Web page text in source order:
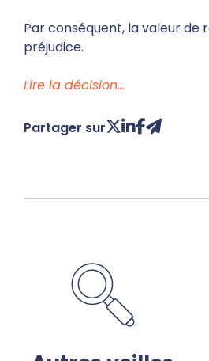
Par conséquent, la valeur
préjudice.
Lire la décision…
Partager sur